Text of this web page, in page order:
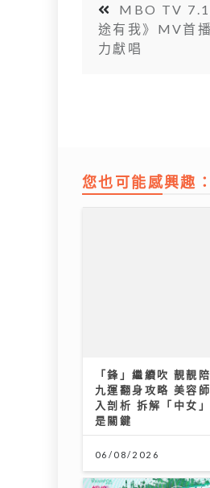
MBO TV 7.1
途有我》MV首
力獻唱
您也可能感興趣：
「鋒」繼續吹 靚靚
九運翻身攻略 美容
入剖析 拆解「中女
是關鍵
06/08/2026